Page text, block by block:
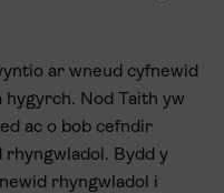
ar wneud cyfnewid
Nod Taith yw
ac o bob cefndir
rhyngwladol. Bydd y
rhyngwladol i